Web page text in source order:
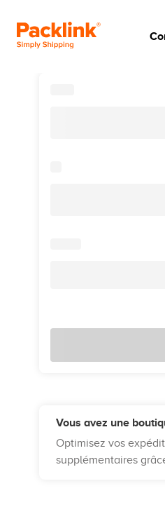
Vous avez une
Optimisez vos
supplémentaires